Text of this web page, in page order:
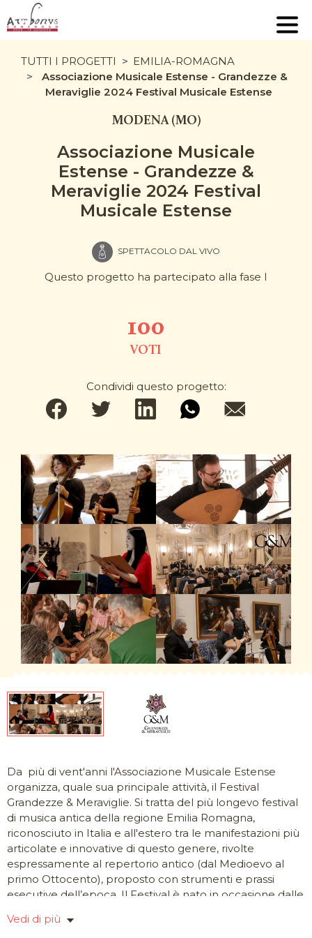
TUTTI I PROGETTI
EMILIA-ROMAGNA
Associazione Musicale Estense - Grandezze &
Meraviglie 2024 Festival Musicale Estense
MODENA (MO)
Associazione Musicale
Estense - Grandezze &
Meraviglie 2024 Festival
Musicale Estense
SPETTACOLO DAL VIVO
Questo progetto ha partecipato alla fase I
100
VOTI
Condividi questo progetto:
Da più di vent'anni l'Associazione Musicale Estense
organizza, quale sua principale attività, il Festival
Grandezze & Meraviglie. Si tratta del più longevo festival
di musica antica della regione Emilia Romagna,
riconosciuto in Italia e all'estero tra le manifestazioni più
articolate e innovative di questo genere, rivolte
espressamente al repertorio antico (dal Medioevo al
primo Ottocento), proposto con strumenti e prassi
esecutive dell’epoca. Il Festival è nato in occasione dalle
trasferimento della corte estense da Ferrara a Modena
Vedi di più